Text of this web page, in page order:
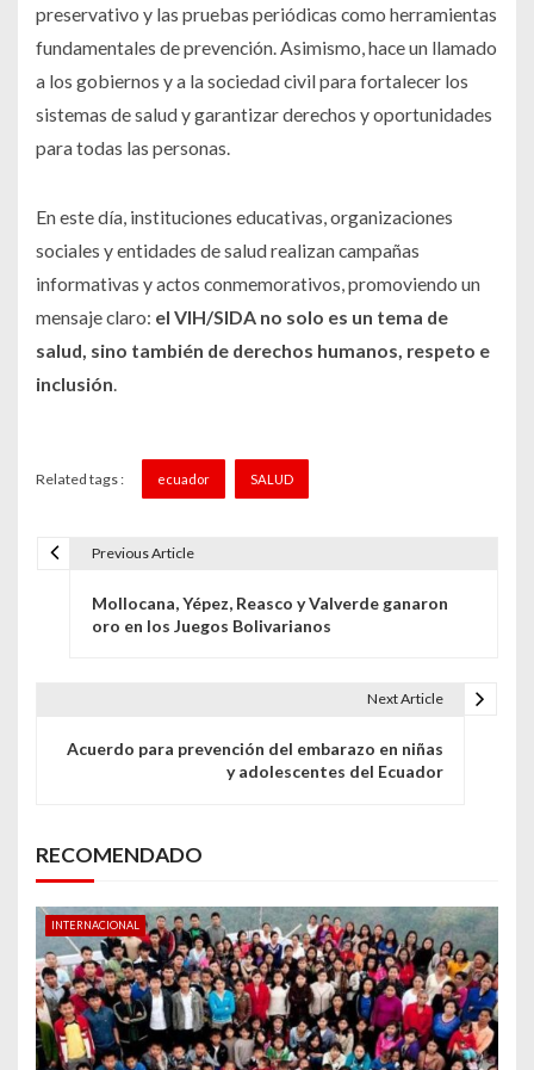
preservativo y las pruebas periódicas como herramientas
fundamentales de prevención. Asimismo, hace un llamado
a los gobiernos y a la sociedad civil para fortalecer los
sistemas de salud y garantizar derechos y oportunidades
para todas las personas.
En este día, instituciones educativas, organizaciones
sociales y entidades de salud realizan campañas
informativas y actos conmemorativos, promoviendo un
mensaje claro: el VIH/SIDA no solo es un tema de
salud, sino también de derechos humanos, respeto e
inclusión
Related tags : ecuador SALUD
i
ó
n
d
e
Previous Article
Mollocana, Yépez, Reasco y Valverde ganaron
oro en los Juegos Bolivarianos
Next Article
Acuerdo para prevención del embarazo en niñas
y adolescentes del Ecuador
RECOMENDADO
INTERNACIONAL